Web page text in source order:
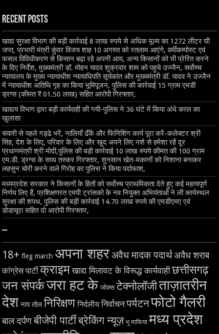
Recent Posts
खाद्य सुरक्षा विभाग की बड़ी कार्रवाई 8 लाख रुपये से अधिक मूल्य का 1272 लीटर घी
जप्त, प्रभारी मंत्री कुंवर विजय शाह 10 अगस्त को रतलाम आएंगे, वर्मीकम्पोस्ट एवं
फसल विविधीकरण से किसान बढ़ा रहे अपनी आय, अन्य किसानों को भी प्रेरित करने
के दिए निर्देश, मुख्यमंत्री डॉ. मोहन यादव शुक्रवार शाम को पहुचे उज्जैन, सर्वोच्च
न्यायालय के मुख्‍य न्‍यायाधीश न्यायाधिपति सूर्यकांत और मुख्यमंत्री डॉ. यादव ने उज्जैन
में न्यायाधीश अतिथि गृह का किया भूमिपूजन, पुलिस की कार्रवाई 15 ग्राम एमडी
ड्रग्स (कीमत ₹ 01.50 लाख) सहित आरोपी गिरफ्तार,
खाद्यय विभाग द्वारा बड़ी कार्यवाही की गयी-पुलिस ने 36 घंटे में किया अंधे कत्ल का
खुलासा
सवारी से पहले गड्ढे भरें, नालियाँ ढँकें और फिनिशिंग कार्य पूरा करें-कलेक्टर श्री
सिंह, देश के लिए, परिवार के लिए और खुद अपने लिए नशे से हमेशा रहें दूर
प्रधानमंत्री श्री मोदी,पुलिस की बड़ी कार्रवाई 10 लाख रुपये कीमत की 100 ग्राम
एम.डी. ड्रग्स के साथ तस्कर गिरफ्तार, सुनसान खेत-मकानों को निशाना बनाकर
लहसुन चोरी करने वाले गिरोह का पुलिस ने किया पर्दाफाश,
मध्यप्रदेश सरकार ने किसानों के हितों को सर्वोच्च प्राथमिकता देते हुए कई महत्वपूर्ण
निर्णय लिए हैं, प्रशिक्षणरत एमपी ट्रांसको के नव नियुक्त अभियंताओं ने ली कार्यस्थल
सुरक्षा की शपथ, पुलिस की बड़ी कार्रवाई 14.70 लाख रुपये की एमडीएमए एवं
डोडाचूरा सहित दो आरोपी गिरफ्तार,
–
18+ fleg march अपना शहरअवैध मादक पदार्थअवैध शराब
कांग्रेस पार्टी क्राइमखाद्य मिलावट के विरूद्ध कार्यवाहीछत्तीसगढ़
जन संपर्कजरा हट के जोक्स टेक्नोलॉजीताज़ातरीन
देश नाप तोल निरिक्षण निर्दलीय निर्वाचनपर्यटनफोटो गैलरी
बाल दर्पणबीजेपी पार्टीब्रेकिंग न्यूज़ भू माफिया मध्य प्रदेश